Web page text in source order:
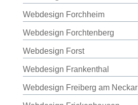
Webdesign Forchheim
Webdesign Forchtenberg
Webdesign Forst
Webdesign Frankenthal
Webdesign Freiberg am Neckar